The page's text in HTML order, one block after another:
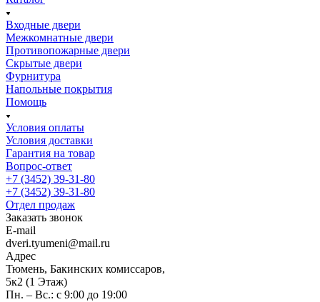
Входные двери
Межкомнатные двери
Противопожарные двери
Скрытые двери
Фурнитура
Напольные покрытия
Помощь
Условия оплаты
Условия доставки
Гарантия на товар
Вопрос-ответ
+7 (3452) 39-31-80
+7 (3452) 39-31-80
Отдел продаж
Заказать звонок
E-mail
dveri.tyumeni@mail.ru
Адрес
Тюмень, Бакинских комиссаров,
5к2 (1 Этаж)
Пн. – Вс.: с 9:00 до 19:00